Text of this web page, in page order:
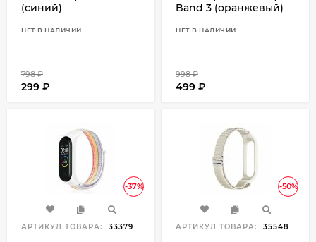
(синий)
НЕТ В НАЛИЧИИ
798₽
299 ₽
Band 3 (оранжевый)
НЕТ В НАЛИЧИИ
998₽
499 ₽
-37%
АРТИКУЛ ТОВАРА: 33379
-50%
АРТИКУЛ ТОВАРА: 35548